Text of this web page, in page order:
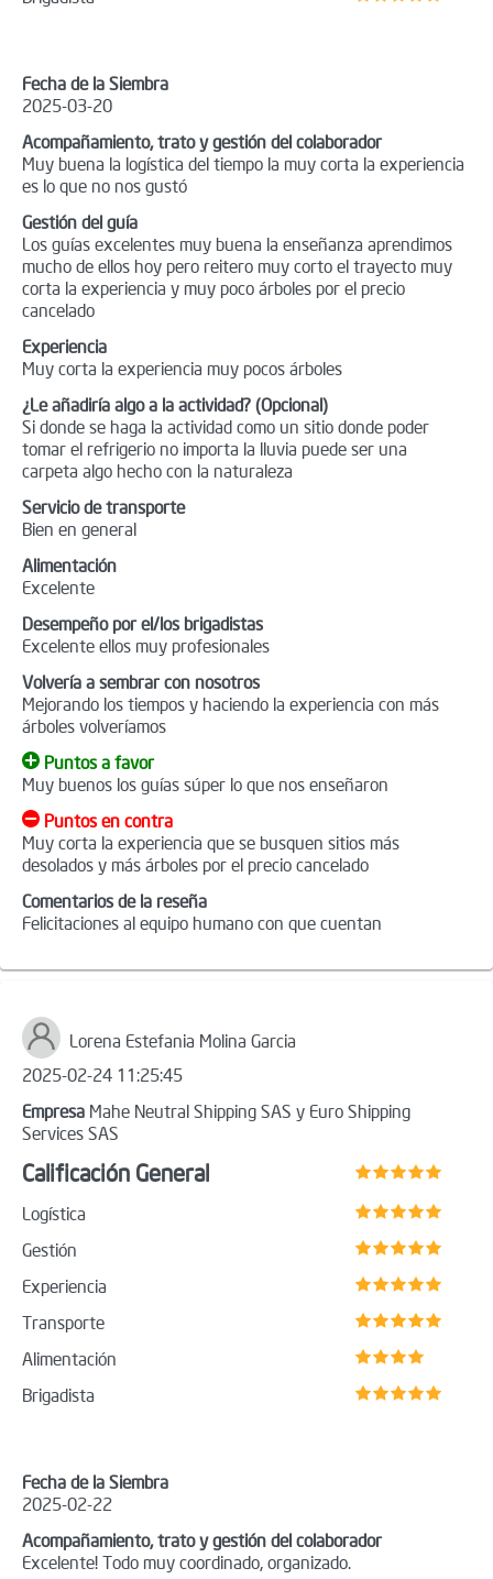
Fecha de la Siembra
2025-03-20
Acompañamiento, trato y gestión del colaborador
Muy buena la logística del tiempo la muy corta la experiencia
es lo que no nos gustó
Gestión del guía
Los guías excelentes muy buena la enseñanza aprendimos
mucho de ellos hoy pero reitero muy corto el trayecto muy
corta la experiencia y muy poco árboles por el precio
cancelado
Experiencia
Muy corta la experiencia muy pocos árboles
¿Le añadiría algo a la actividad? (Opcional)
Si donde se haga la actividad como un sitio donde poder
tomar el refrigerio no importa la lluvia puede ser una
carpeta algo hecho con la naturaleza
Servicio de transporte
Bien en general
Alimentación
Excelente
Desempeño por el/los brigadistas
Excelente ellos muy profesionales
Volvería a sembrar con nosotros
Mejorando los tiempos y haciendo la experiencia con más
árboles volveríamos
Puntos a favor
Muy buenos los guías súper lo que nos enseñaron
Puntos en contra
Muy corta la experiencia que se busquen sitios más
desolados y más árboles por el precio cancelado
Comentarios de la reseña
Felicitaciones al equipo humano con que cuentan
Lorena Estefania Molina Garcia
2025-02-24 11:25:45
Empresa Mahe Neutral Shipping SAS y Euro Shipping
Services SAS
Calificación General
Logística
Gestión
Experiencia
Transporte
Alimentación
Brigadista
Fecha de la Siembra
2025-02-22
Acompañamiento, trato y gestión del colaborador
Excelente! Todo muy coordinado, organizado.